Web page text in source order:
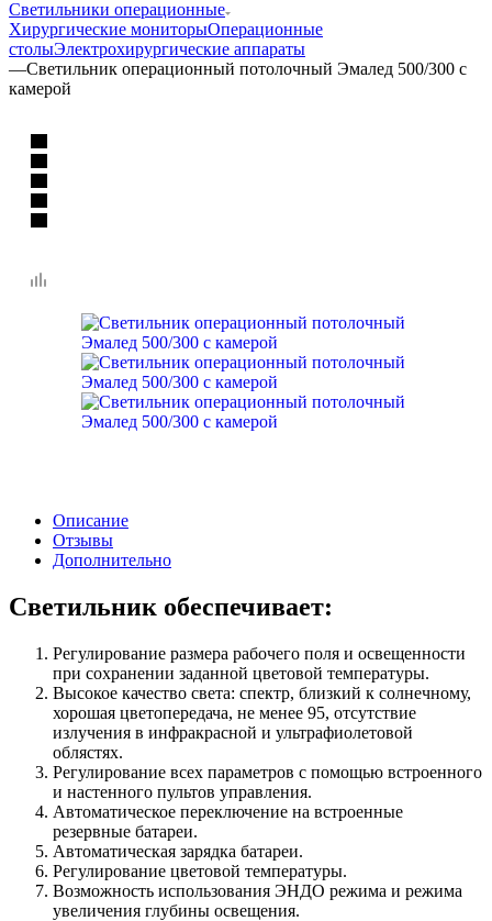
Светильники операционные
Хирургические мониторыОперационные
столыЭлектрохирургические аппараты
—Светильник операционный потолочный Эмалед 500/300 с
камерой
Описание
Отзывы
Дополнительно
Светильник обеспечивает:
Регулирование размера рабочего поля и освещенности
при сохранении заданной цветовой температуры.
Высокое качество света: спектр, близкий к солнечному,
хорошая цветопередача, не менее 95, отсутствие
излучения в инфракрасной и ультрафиолетовой
облястях.
Регулирование всех параметров с помощью встроенного
и настенного пультов управления.
Автоматическое переключение на встроенные
резервные батареи.
Автоматическая зарядка батареи.
Регулирование цветовой температуры.
Возможность использования ЭНДО режима и режима
увеличения глубины освещения.